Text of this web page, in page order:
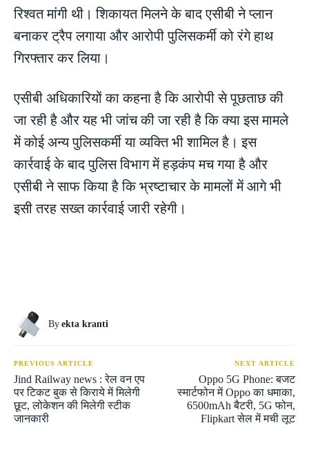
रिश्वत मांगी थी। शिकायत मिलने के बाद एसीबी ने प्लान
बनाकर ट्रैप लगाया और आरोपी पुलिसकर्मी को रंगे हाथ
गिरफ्तार कर लिया।
एसीबी अधिकारियों का कहना है कि आरोपी से पूछताछ की
जा रही है और यह भी जांच की जा रही है कि क्या इस मामले
में कोई अन्य पुलिसकर्मी या व्यक्ति भी शामिल है। इस
कार्रवाई के बाद पुलिस विभाग में हड़कंप मच गया है और
एसीबी ने साफ किया है कि भ्रष्टाचार के मामलों में आगे भी
इसी तरह सख्त कार्रवाई जारी रहेगी।
By ekta kranti
PREVIOUS ARTICLE
Jind Railway news : रेल वन एप
पर टिकट बुक से किराये में मिलेगी
छूट, लोकेशन की मिलेगी स्टीक
जानकारी
NEXT ARTICLE
Oppo 5G Phone: बजट
स्मार्टफोन में Oppo का धमाका,
6500mAh बैटरी, 5G फोन,
Flipkart सेल में मची लूट